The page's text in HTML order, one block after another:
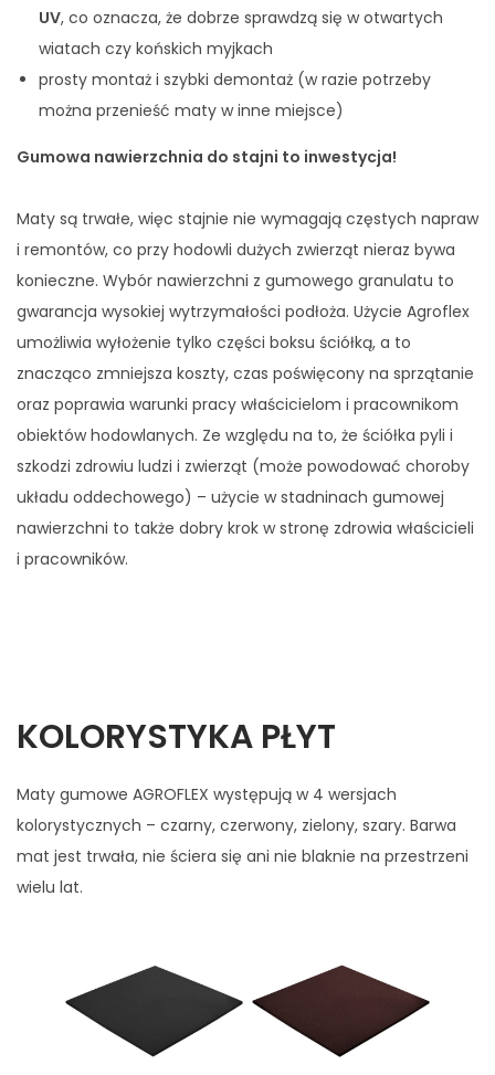
UV, co oznacza, że dobrze sprawdzą się w otwartych
wiatach czy końskich myjkach
prosty montaż i szybki demontaż (w razie potrzeby
można przenieść maty w inne miejsce)
Gumowa nawierzchnia do stajni to inwestycja!
Maty są trwałe, więc stajnie nie wymagają częstych napraw
i remontów, co przy hodowli dużych zwierząt nieraz bywa
konieczne. Wybór nawierzchni z gumowego granulatu to
gwarancja wysokiej wytrzymałości podłoża. Użycie Agroflex
umożliwia wyłożenie tylko części boksu ściółką, a to
znacząco zmniejsza koszty, czas poświęcony na sprzątanie
oraz poprawia warunki pracy właścicielom i pracownikom
obiektów hodowlanych. Ze względu na to, że ściółka pyli i
szkodzi zdrowiu ludzi i zwierząt (może powodować choroby
układu oddechowego) – użycie w stadninach gumowej
nawierzchni to także dobry krok w stronę zdrowia właścicieli
i pracowników.
KOLORYSTYKA PŁYT
Maty gumowe AGROFLEX występują w 4 wersjach
kolorystycznych – czarny, czerwony, zielony, szary. Barwa
mat jest trwała, nie ściera się ani nie blaknie na przestrzeni
wielu lat.